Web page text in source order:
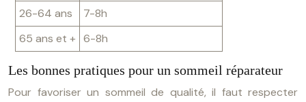
26-64 ans
7-8h
65 ans et + 6-8h
Les bonnes pratiques pour un sommeil réparateur
Pour favoriser un sommeil de qualité, il faut respecter